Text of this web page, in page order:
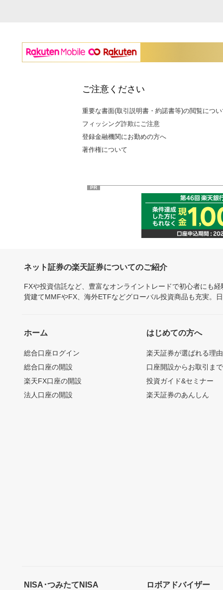
ご注意ください
重要な書面(取引説明書・約諾書等)の閲覧につ
フィッシング詐欺にご注意
登録金融機関にお勤めの方へ
著作権について
PR
ネット証券の楽天証券についてのご紹介
FXや投資信託など、豊富なオンライントレードで初心者にも
貨建てMMFやFX、海外ETFなどグローバル投資商品も充実。
ホーム
総合口座ログイン
総合口座の開設
楽天FX口座の開設
法人口座の開設
はじめての方へ
楽天証券が選ばれる理由
口座開設からお取引ま
投資ガイド&セミナー
楽天証券のあんしん
NISA･つみたてNISA ロボアドバイザー